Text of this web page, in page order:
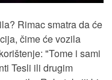
Rimac smatra da će
čime će vozila
"Tome i sami
Tesli ili drugim